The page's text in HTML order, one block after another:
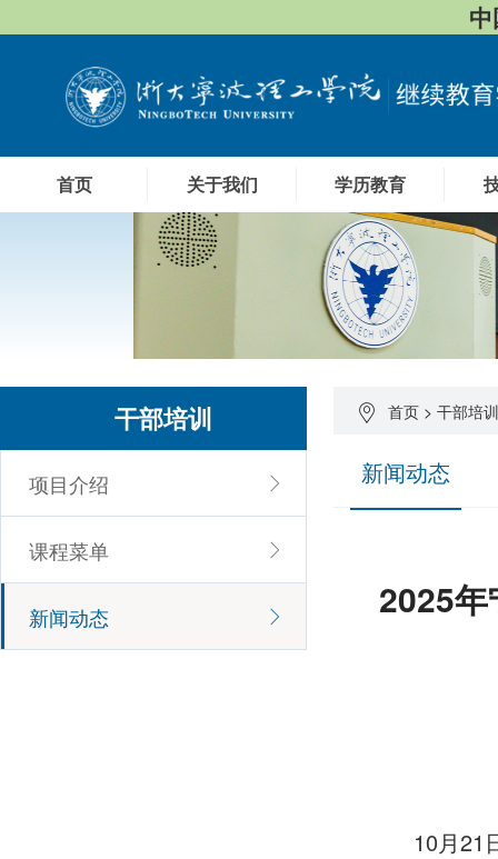
首页 关于我们 学历教育
首页 > 干部培训
新闻动态
2025
10月21
干部培训
项目介绍
课程菜单
新闻动态